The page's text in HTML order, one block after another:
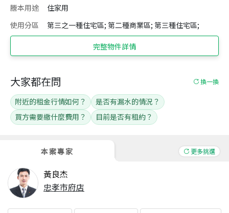
謄本用途
住家用
使用分區
第三之一種住宅區; 第二種商業區; 第三種住宅區;
完整物件詳情
本案專家 更多挑選
黃良杰
忠孝市府店
大家都在問 換一換
附近的租金行情如何？
是否有漏水的情況？
買方需要繳什麼費用？
目前是否有租約？